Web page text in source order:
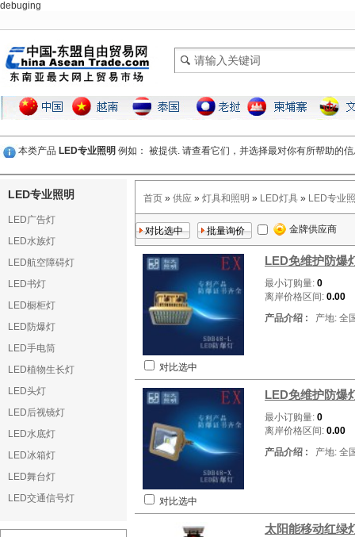
debuging
本类产品 LED专业照明 例如： 被提供. 请查看它们，并选择最对你有所帮助的
LED专业照明
LED广告灯
LED水族灯
LED航空障碍灯
LED书灯
LED橱柜灯
LED防爆灯
LED手电筒
LED植物生长灯
LED头灯
LED后视镜灯
LED水底灯
LED冰箱灯
LED舞台灯
LED交通信号灯
首页 » 供应 » 灯具和照明 » LED灯具 » LED专业
金牌供应商
LED免维护防爆
最小订购量: 0
离岸价格区间: 0.00
产品介绍 : 产地: 全
对比选中
LED免维护防爆
最小订购量: 0
离岸价格区间: 0.00
产品介绍 : 产地: 全
对比选中
太阳能移动红绿